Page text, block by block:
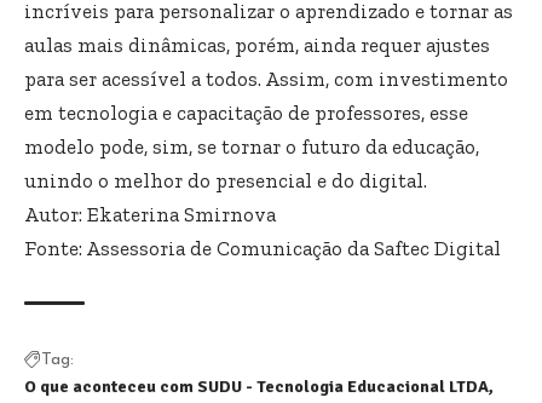
incríveis para personalizar o aprendizado e tornar as
aulas mais dinâmicas, porém, ainda requer ajustes
para ser acessível a todos. Assim, com investimento
em tecnologia e capacitação de professores, esse
modelo pode, sim, se tornar o futuro da educação,
unindo o melhor do presencial e do digital.
Autor: Ekaterina Smirnova
Fonte: Assessoria de Comunicação da Saftec Digital
Tag:
O que aconteceu com SUDU - Tecnologia Educacional LTDA